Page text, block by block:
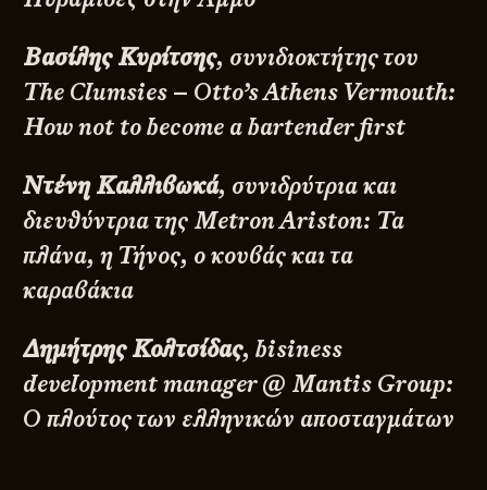
Βασίλης Κυρίτσης, συνιδιοκτήτης του
The Clumsies – Otto’s Athens Vermouth:
How not to become a bartender first
Ντένη Καλλιβωκά, συνιδρύτρια και
διευθύντρια της Metron Ariston: Τα
πλάνα, η Τήνος, ο κουβάς και τα
καραβάκια
Δημήτρης Κολτσίδας, bisiness
development manager @ Mantis Group:
Ο πλούτος των ελληνικών αποσταγμάτων